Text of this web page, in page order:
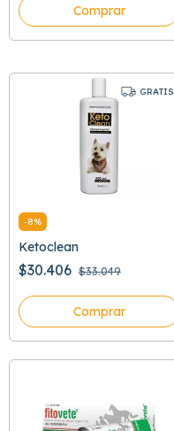
Comprar
GRATIS
-8%
Ketoclean
$30.406 $33.049
Comprar